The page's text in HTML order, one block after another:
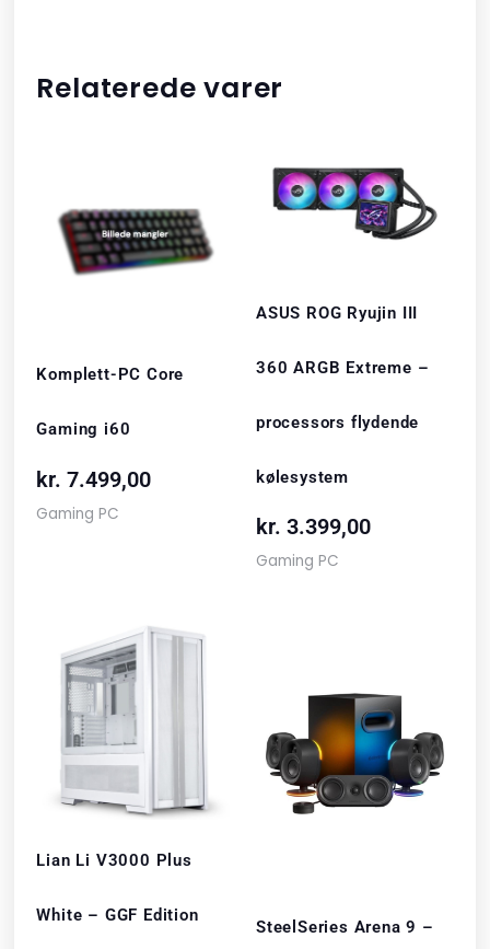
Relaterede varer
Komplett-PC Core
Gaming i60
kr. 7.499,00
Gaming PC
ASUS ROG Ryujin III
360 ARGB Extreme –
processors flydende
kølesystem
kr. 3.399,00
Gaming PC
Lian Li V3000 Plus
White – GGF Edition
SteelSeries Arena 9 –